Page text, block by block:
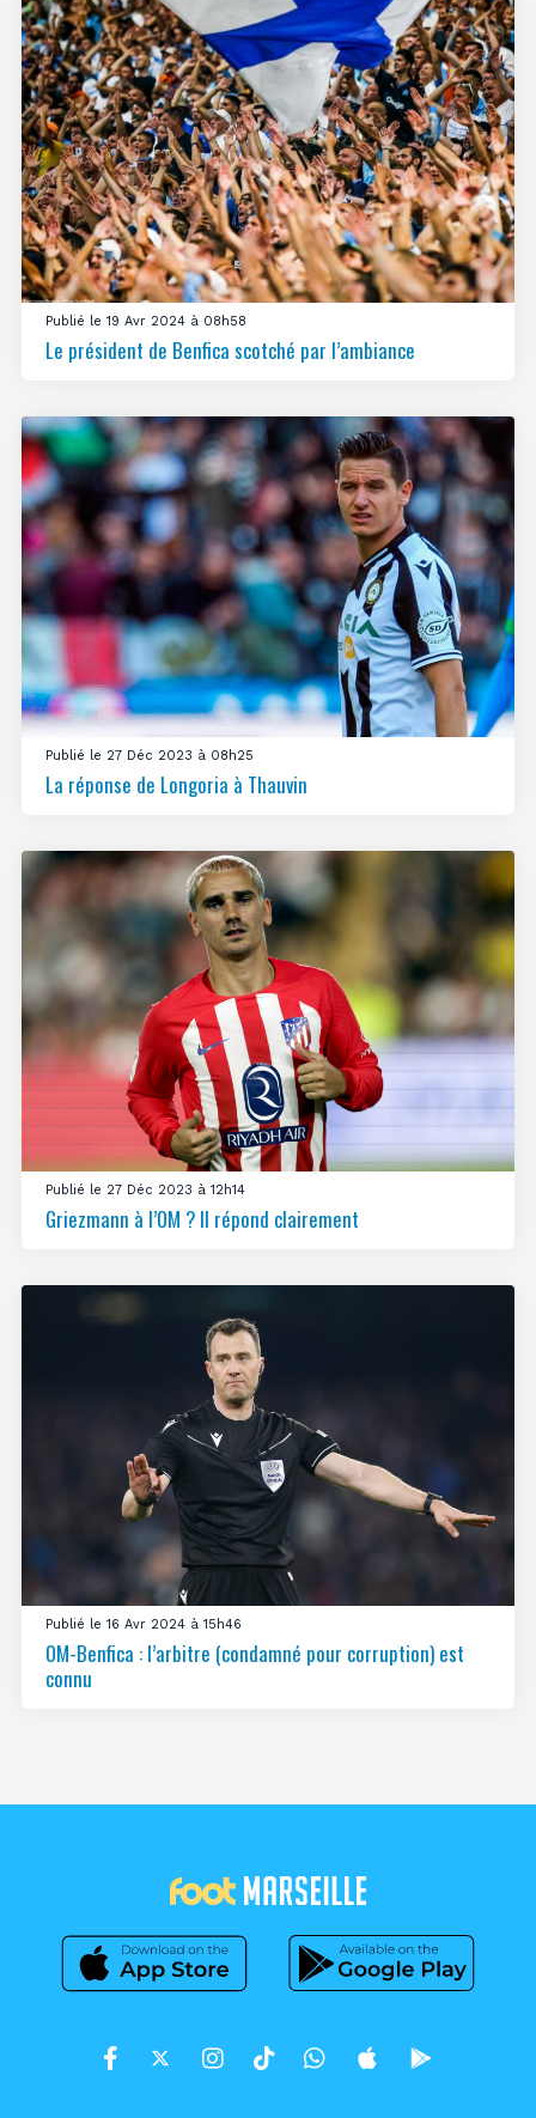
Publié le 19 Avr 2024 à 08h58
Le président de Benfica scotché par l’ambiance
Publié le 27 Déc 2023 à 08h25
La réponse de Longoria à Thauvin
Publié le 27 Déc 2023 à 12h14
Griezmann à l’OM ? Il répond clairement
Publié le 16 Avr 2024 à 15h46
OM-Benfica : l’arbitre (condamné pour corruption) est
connu